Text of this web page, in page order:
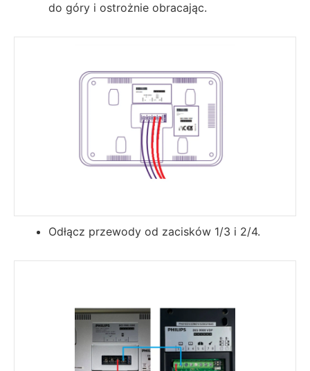
do góry i ostrożnie obracając.
Odłącz przewody od zacisków 1/3 i 2/4.